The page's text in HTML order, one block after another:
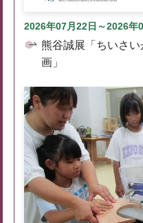
2026年07月22日～2026年
熊谷誠展「ちいさ
画」